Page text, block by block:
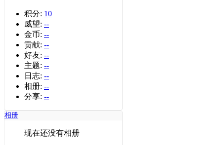
积分: 10
威望: --
金币: --
贡献: --
好友: --
主题: --
日志: --
相册: --
分享: --
相册
现在还没有相册